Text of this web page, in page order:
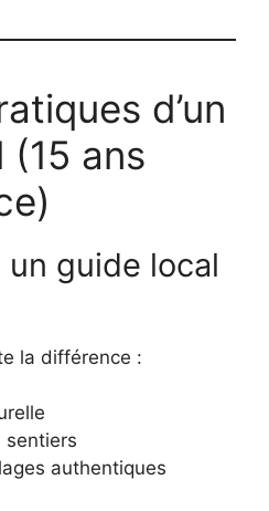
d’un
ans
un guide local
la différence :
sentiers
authentiques